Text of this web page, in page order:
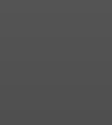
Росгвардии по Чувашской
с оружием